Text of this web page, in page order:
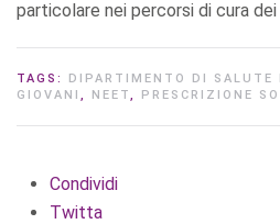
particolare nei percorsi di cura dei
TAGS: DIPARTIMENTO DI SALUTE
GIOVANI , NEET, PRESCRIZIONE
Condividi
Twitta